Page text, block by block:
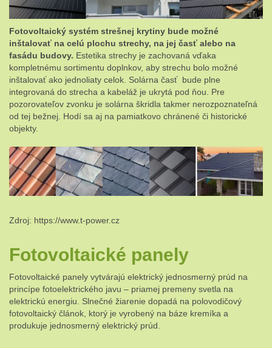
Fotovoltaický systém strešnej krytiny bude možné
inštalovať na celú plochu strechy, na jej časť alebo na
fasádu budovy. Estetika strechy je zachovaná vďaka
kompletnému sortimentu doplnkov, aby strechu bolo možné
inštalovať ako jednoliaty celok. Solárna časť bude plne
integrovaná do strecha a kabeláž je ukrytá pod ňou. Pre
pozorovateľov zvonku je solárna škridla takmer nerozpoznateľná
od tej bežnej. Hodí sa aj na pamiatkovo chránené či historické
objekty.
Zdroj: https://www.t-power.cz
Fotovoltaické panely
Fotovoltaické panely vytvárajú elektrický jednosmerný prúd na
princípe fotoelektrického javu – priamej premeny svetla na
elektrickú energiu. Slnečné žiarenie dopadá na polovodičový
fotovoltaický článok, ktorý je vyrobený na báze kremíka a
produkuje jednosmerný elektrický prúd.